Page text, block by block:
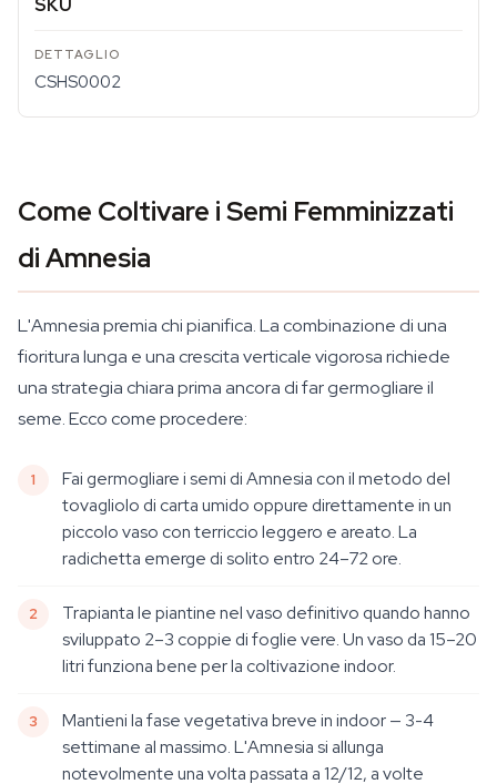
SKU
CSHS0002
Come Coltivare i Semi Femminizzati
di Amnesia
L'Amnesia premia chi pianifica. La combinazione di una
fioritura lunga e una crescita verticale vigorosa richiede
una strategia chiara prima ancora di far germogliare il
seme. Ecco come procedere:
Fai germogliare i semi di Amnesia con il metodo del
tovagliolo di carta umido oppure direttamente in un
piccolo vaso con terriccio leggero e areato. La
radichetta emerge di solito entro 24–72 ore.
Trapianta le piantine nel vaso definitivo quando hanno
sviluppato 2–3 coppie di foglie vere. Un vaso da 15–20
litri funziona bene per la coltivazione indoor.
Mantieni la fase vegetativa breve in indoor — 3-4
settimane al massimo. L'Amnesia si allunga
notevolmente una volta passata a 12/12, a volte